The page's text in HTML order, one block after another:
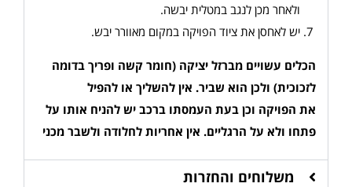
ולאחר מכן לנגב במטלית יבשה.
יש לאחסן את ציוד הפויקה במקום מאוורר יבש.
הכלים עשויים מברזל יציקה (חומר קשה ופריך בדומה
לזכוכית) ולכן הוא שביר. אין להשליך או להפיל
את הפויקה וכן בעת העמסתו ברכב יש להניח אותו על
פתחו ולא על הרגליים. אין אחריות לחלודה ולשבר מכני
משלוחים והחזרות